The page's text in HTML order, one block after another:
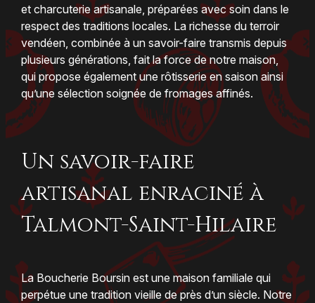
et charcuterie artisanale, préparées avec soin dans le
respect des traditions locales. La richesse du terroir
vendéen, combinée à un savoir-faire transmis depuis
plusieurs générations, fait la force de notre maison,
qui propose également une rôtisserie en saison ainsi
qu’une sélection soignée de fromages affinés.
Un savoir-faire
artisanal enraciné à
Talmont-Saint-Hilaire
La Boucherie Boursin est une maison familiale qui
perpétue une tradition vieille de près d’un siècle. Notre